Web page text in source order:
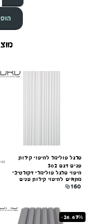
סרגל פולימר לחיפוי קירות
פנים דגם 302
חיפוי סרגל פולימרי דקורטיבי
מתאים לחיפוי קירות פנים
₪160
-26.67%